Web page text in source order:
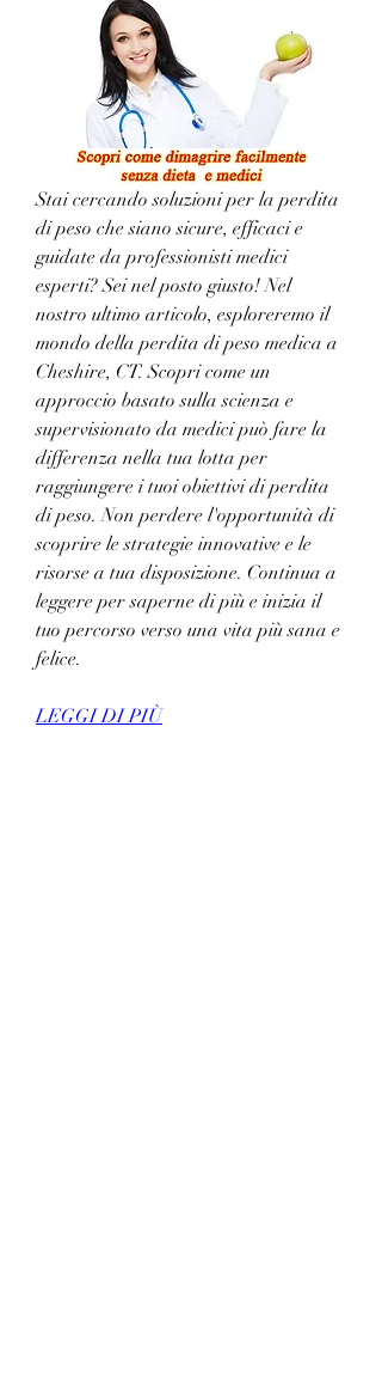
Stai cercando soluzioni per la perdita
di peso che siano sicure, efficaci e
guidate da professionisti medici
esperti? Sei nel posto giusto! Nel
nostro ultimo articolo, esploreremo il
mondo della perdita di peso medica a
Cheshire, CT. Scopri come un
approccio basato sulla scienza e
supervisionato da medici può fare la
differenza nella tua lotta per
raggiungere i tuoi obiettivi di perdita
di peso. Non perdere l'opportunità di
scoprire le strategie innovative e le
risorse a tua disposizione. Continua a
leggere per saperne di più e inizia il
tuo percorso verso una vita più sana e
felice.
LEGGI DI PIÙ